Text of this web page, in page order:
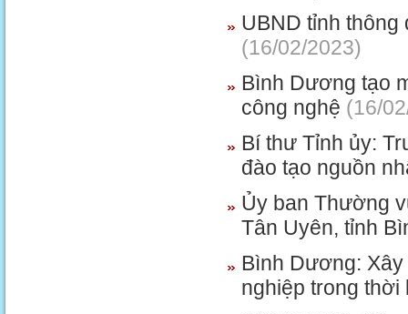
UBND tỉnh
(16/02/2023)
Bình Dương tạo
công nghệ (16/
Bí thư Tỉnh ủy:
đào tạo nguồn
Ủy ban Thường
Tân Uyên, tỉnh
Bình Dương:
nghiệp trong thời